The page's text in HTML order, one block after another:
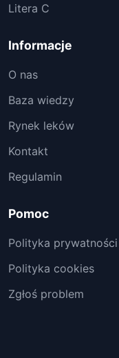
Litera C
Informacje
O nas
Baza wiedzy
Rynek leków
Kontakt
Regulamin
Pomoc
Polityka prywatności
Polityka cookies
Zgłoś problem